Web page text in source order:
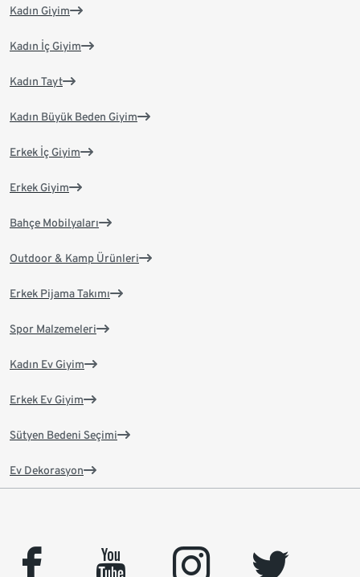
Kadın Giyim
Kadın İç Giyim
Kadın Tayt
Kadın Büyük Beden Giyim
Erkek İç Giyim
Erkek Giyim
Bahçe Mobilyaları
Outdoor & Kamp Ürünleri
Erkek Pijama Takımı
Spor Malzemeleri
Kadın Ev Giyim
Erkek Ev Giyim
Sütyen Bedeni Seçimi
Ev Dekorasyon
facebook youtube instagram
twitter